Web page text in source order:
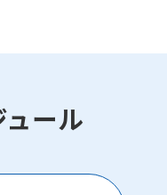
ール